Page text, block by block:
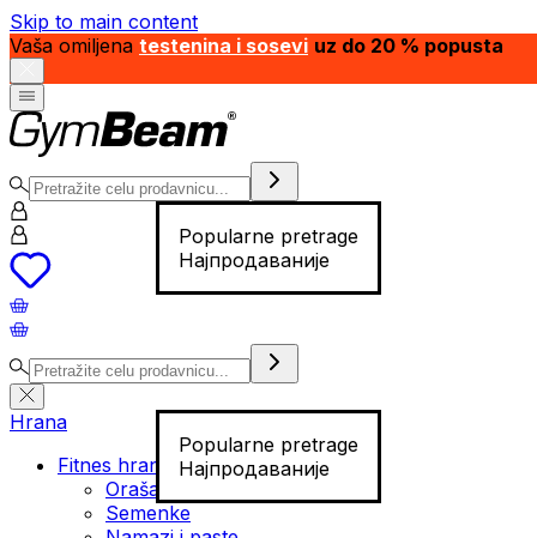
Skip to main content
Vaša omiljena testenina i sosevi uz do 20 % popusta
Popularne pretrage
Најпродаваније
Popularne pretrage
Најпродаваније
Hrana
Fitnes hrana
Orašasti plodovi
Semenke